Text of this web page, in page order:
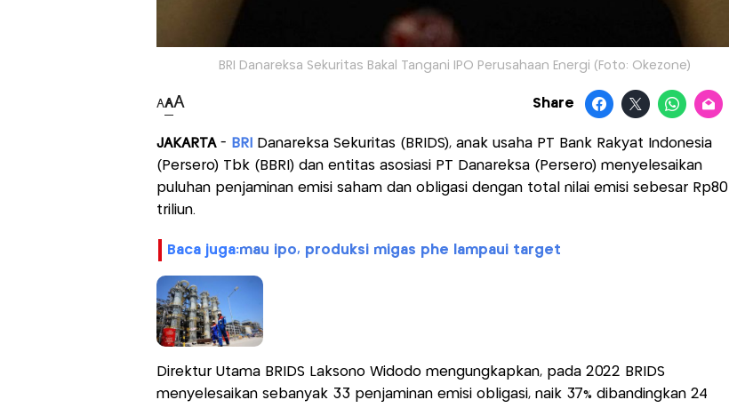
BRI Danareksa Sekuritas Bakal Tangani IPO Perusahaan Energi (Foto: Okezone)
AAA Share
JAKARTA- BRI
Danareksa Sekuritas (BRIDS), anak usaha PT Bank Rakyat Indonesia
(Persero) Tbk (BBRI) dan entitas asosiasi PT Danareksa (Persero) menyelesaikan
puluhan penjaminan emisi saham dan obligasi dengan total nilai emisi sebesar Rp80
triliun.
baca juga:mau ipo, produksi migas phe lampaui target
Direktur Utama BRIDS Laksono Widodo mengungkapkan, pada 2022 BRIDS
menyelesaikan sebanyak 33 penjaminan emisi obligasi, naik 37% dibandingkan 24